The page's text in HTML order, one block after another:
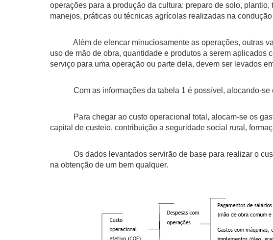
operações para a produção da cultura: preparo de solo,
manejos, práticas ou técnicas agrícolas realizadas na
Além de elencar minuciosamente as operações, outras
uso de mão de obra, quantidade e produtos a serem
serviço para uma operação ou parte dela, devem ser levados
Com as informações da tabela 1 é possível, alocando-se
Para chegar ao custo operacional total, alocam-se os
capital de custeio, contribuição a seguridade social rural,
Os dados levantados servirão de base para realizar o
na obtenção de um bem qualquer.